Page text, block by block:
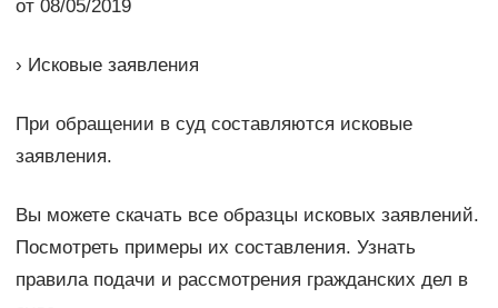
от 08/05/2019
› Исковые заявления
При обращении в суд составляются исковые
заявления.
Вы можете скачать все образцы исковых заявлений.
Посмотреть примеры их составления. Узнать
правила подачи и рассмотрения гражданских дел в